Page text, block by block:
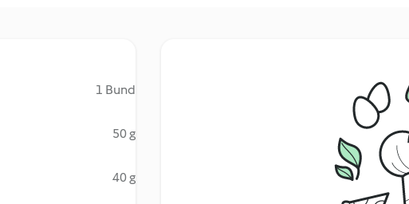
1 Bund
50 g
40 g